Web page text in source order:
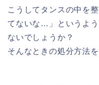
こうしてタンスの中を
てないな…」というよ
ないでしょうか？
そんなときの処分方法